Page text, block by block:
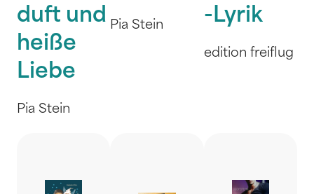
duft und
heiße
Liebe
Pia Stein
Pia Stein
-Lyrik
edition freiflug